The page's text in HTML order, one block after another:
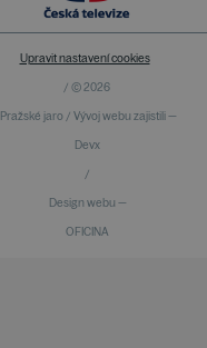
Upravit nastavení cookies
/ © 2026
Pražské jaro / Vývoj webu zajistili —
Devx
/
Design webu —
OFICINA